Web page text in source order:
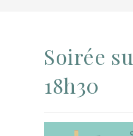
Soirée
18h30